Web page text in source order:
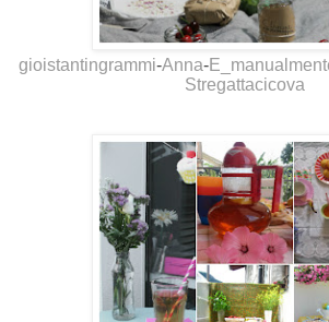
gioistantingrammi-Anna-
Stregattacicova